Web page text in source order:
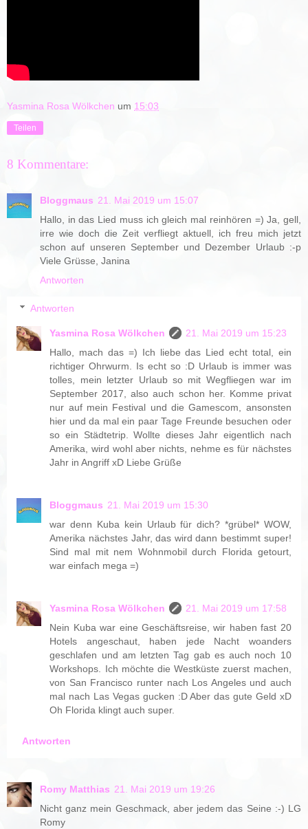
Yasmina Rosa Wölkchen um 15:03
Teilen
8 Kommentare:
Bloggmaus 21. Mai 2019 um 15:07
Hallo, in das Lied muss ich gleich mal reinhören =) Ja, gell,
irre wie doch die Zeit verfliegt aktuell, ich freu mich jetzt
schon auf unseren September und Dezember Urlaub :-p
Viele Grüsse, Janina
Antworten
Antworten
Yasmina Rosa Wölkchen
21. Mai 2019 um 15:23
Hallo, mach das =) Ich liebe das Lied echt total, ein
richtiger Ohrwurm. Is echt so :D Urlaub is immer was
tolles, mein letzter Urlaub so mit Wegfliegen war im
September 2017, also auch schon her. Komme privat
nur auf mein Festival und die Gamescom, ansonsten
hier und da mal ein paar Tage Freunde besuchen oder
so ein Städtetrip. Wollte dieses Jahr eigentlich nach
Amerika, wird wohl aber nichts, nehme es für nächstes
Jahr in Angriff xD Liebe Grüße
Bloggmaus 21. Mai 2019 um 15:30
war denn Kuba kein Urlaub für dich? *grübel* WOW,
Amerika nächstes Jahr, das wird dann bestimmt super!
Sind mal mit nem Wohnmobil durch Florida getourt,
war einfach mega =)
Yasmina Rosa Wölkchen
21. Mai 2019 um 17:58
Nein Kuba war eine Geschäftsreise, wir haben fast 20
Hotels angeschaut, haben jede Nacht woanders
geschlafen und am letzten Tag gab es auch noch 10
Workshops. Ich möchte die Westküste zuerst machen,
von San Francisco runter nach Los Angeles und auch
mal nach Las Vegas gucken :D Aber das gute Geld xD
Oh Florida klingt auch super.
Antworten
Romy Matthias 21. Mai 2019 um 19:26
Nicht ganz mein Geschmack, aber jedem das Seine :-) LG
Romy